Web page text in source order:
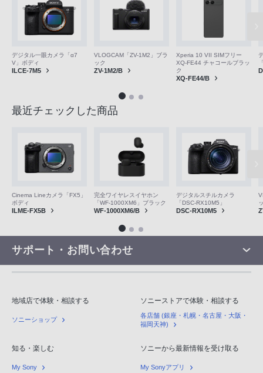
デジタル一眼カメラ「α7
V」ボディ
ILCE-7M5
VLOGCAM「ZV-1M2」ブラ
ック
ZV-1M2/B
Xperia 10 VII SIMフリー
XQ-FE44 チャコールブラッ
ク
XQ-FE44/B
最近チェックした商品
Cinema Lineカメラ「FX5」
ボディ
ILME-FX5B
完全ワイヤレスイヤホン
「WF-1000XM6」ブラック
WF-1000XM6/B
デジタルスチルカメラ
「DSC-RX10M5」
DSC-RX10M5
サポート・お問い合わせ
地域店で体験・相談する
ソニーショップ
ソニーストアで体験・相談する
各店舗 (銀座・札幌・名古屋・大阪・
福岡天神)
知る・楽しむ
My Sony
ソニーから最新情報を受け取る
My Sonyアプリ